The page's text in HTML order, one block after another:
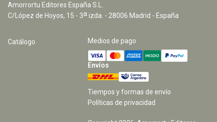
Amorrortu Editores España S.L.
C/López de Hoyos, 15 - 3a izda. - 28006 Madrid - España
Catálogo Medios de pago
Envíos
Tiempos y formas de envío
Políticas de privacidad